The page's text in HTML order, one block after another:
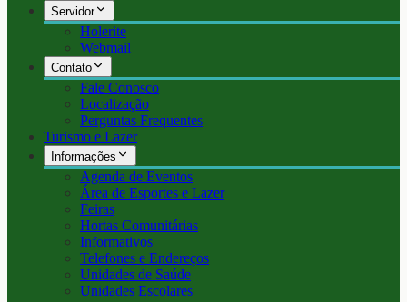
Servidor
Holerite
Webmail
Contato
Fale Conosco
Localização
Perguntas Frequentes
Turismo e Lazer
Informações
Agenda de Eventos
Área de Esportes e Lazer
Feiras
Hortas Comunitárias
Informativos
Telefones e Endereços
Unidades de Saúde
Unidades Escolares